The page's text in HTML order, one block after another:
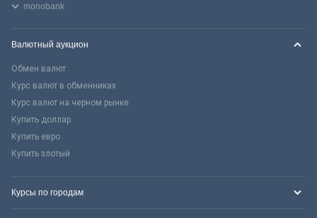
monobank
Валютный аукцион
Обмен валют
Курс валют в обменниках
Курс валют на черном рынке
Купить доллар
Купить евро
Купить злотый
Курсы по городам